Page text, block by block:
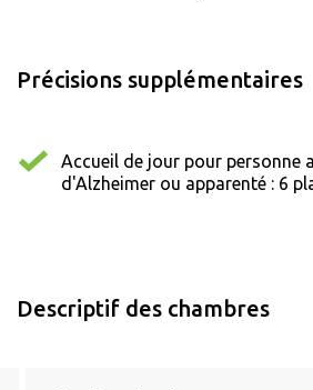
Précisions supplémentaires
Accueil de jour pour personne
d'Alzheimer ou apparenté : 6
Descriptif des chambres